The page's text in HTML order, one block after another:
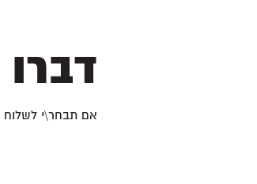
אם תבחר\י לשלוח